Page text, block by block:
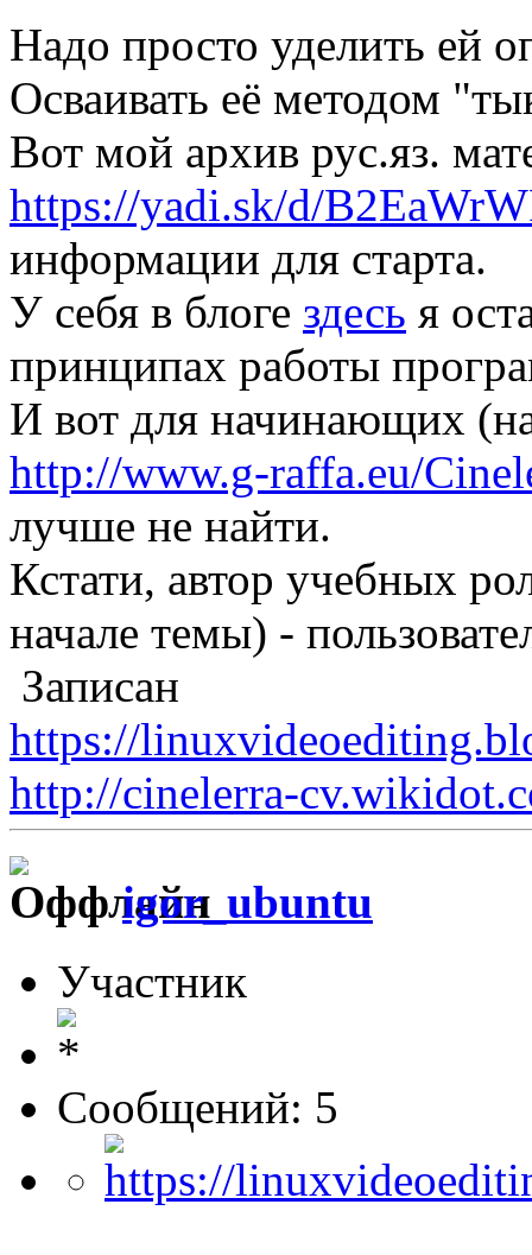
Надо просто уделить ей
Осваивать её методом
Вот мой архив рус.яз.
https://yadi.sk/d/
информации для старта.
У себя в блоге здесь я
принципах работы
И вот для начинающих
http://www.g-raffa.eu/
лучше не найти.
Кстати, автор учебных
начале темы) -
Записан
https://
http://cinelerra-
igor_ubuntu
Участник
Сообщений: 5